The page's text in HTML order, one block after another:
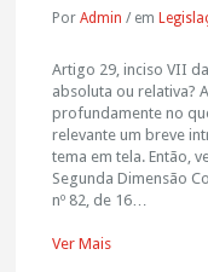
PorAdmin / em
Artigo 29, inciso VII
absoluta ou relativa?
profundamente no
relevante um breve
tema em tela. Então,
Segunda Dimensão
nº 82, de 16…
Ver Mais